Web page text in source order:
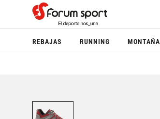
REBAJAS RUNNING MONTAÑA